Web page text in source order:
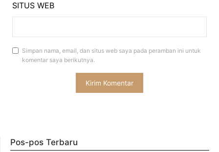
SITUS WEB
Simpan nama, email, dan situs web saya pada peramban ini untuk
komentar saya berikutnya.
Pos-pos Terbaru